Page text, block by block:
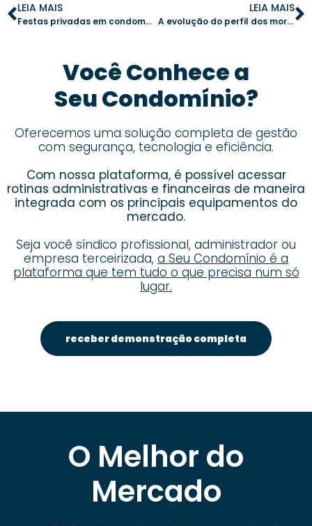
LEIA MAIS
Festas privadas em condomínios: como evitar conflitos e organizar eventos harmoniosos
LEIA MAIS
A evolução do perfil dos moradores e como síndicos podem se adaptar
Você Conhece a
Seu Condomínio?
Oferecemos uma solução completa de gestão
com segurança, tecnologia e eficiência.
Com nossa plataforma, é possível acessar
rotinas administrativas e financeiras de maneira
integrada com os principais equipamentos do
mercado.
Seja você síndico profissional, administrador ou
empresa terceirizada, a Seu Condomínio é a
plataforma que tem tudo o que precisa num só
lugar.
receber demonstração completa
O Melhor do
Mercado